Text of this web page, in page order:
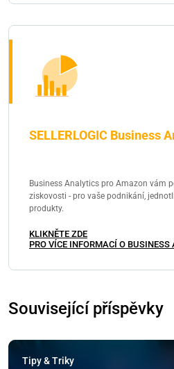
SELLERLOGIC Business
Business Analytics pro Amazon vám
ziskovosti - pro vaše podnikání,
produkty.
KLIKNĚTE ZDE
PRO VÍCE INFORMACÍ O BUSINESS
Související příspěvky
Tipy & Triky